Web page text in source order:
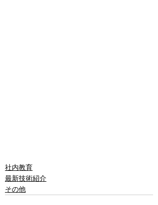
社内教育
最新技術紹介
その他